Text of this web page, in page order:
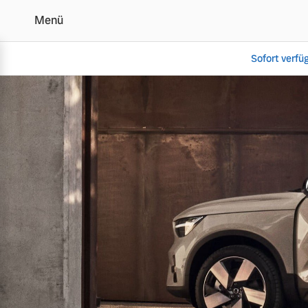
Volvo Schweden Garantie
Menü
Sofort
Vollelektrisch
6 Modelle
Plug-in Hybrid
3 Modelle